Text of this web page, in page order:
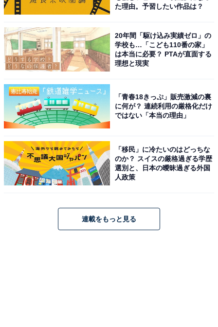
た理由。予習したい作品は？
20年間「駆け込み実績ゼロ」の
学校も…「こども110番の家」
は本当に必要？ PTAが直面する
理想と現実
「青春18きっぷ」販売激減の裏
に何が？ 連続利用の厳格化だけ
ではない「本当の理由」
「移民」に冷たいのはどっちな
のか？ スイスの厳格過ぎる学歴
選別と、日本の曖昧過ぎる外国
人政策
連載をもっと見る